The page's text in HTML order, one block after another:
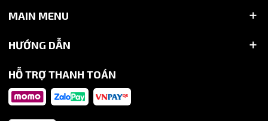
MAIN MENU
HƯỚNG DẪN
HỖ TRỢ THANH TOÁN